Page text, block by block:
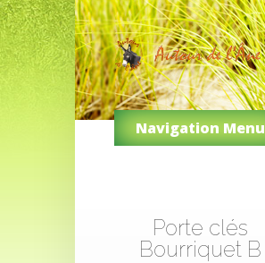
Navigation Menu
Porte clés
Bourriquet B